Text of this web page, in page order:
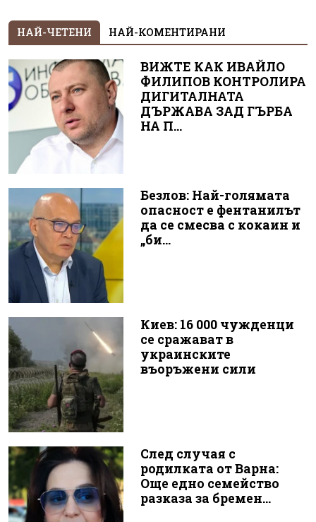
НАЙ-ЧЕТЕНИ НАЙ-КОМЕНТИРАНИ
ВИЖТЕ КАК ИВАЙЛО
ФИЛИПОВ КОНТРОЛИРА
ДИГИТАЛНАТА
ДЪРЖАВА ЗАД ГЪРБА
НА П...
Безлов: Най-голямата
опасност е фентанилът
да се смесва с кокаин и
„би...
Киев: 16 000 чужденци
се сражават в
украинските
въоръжени сили
След случая с
родилката от Варна:
Още едно семейство
разказа за бремен...